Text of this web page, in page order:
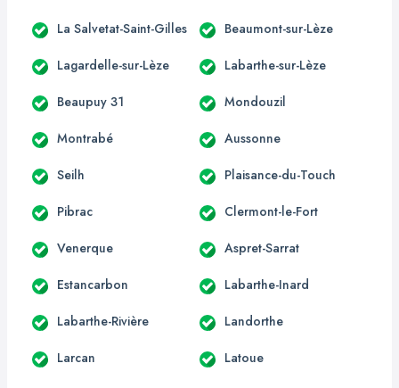
La Salvetat-Saint-Gilles Beaumont-sur-Lèze
Lagardelle-sur-Lèze Labarthe-sur-Lèze
Beaupuy 31 Mondouzil
Montrabé Aussonne
Seilh Plaisance-du-Touch
Pibrac Clermont-le-Fort
Venerque Aspret-Sarrat
Estancarbon Labarthe-Inard
Labarthe-Rivière Landorthe
Larcan Latoue